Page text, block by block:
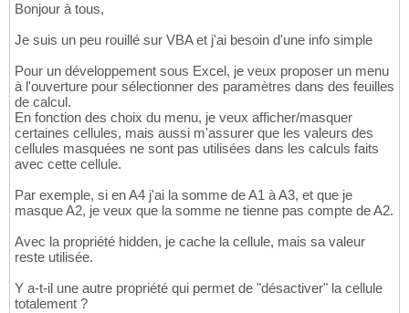
Bonjour à tous,
Je suis un peu rouillé sur VBA et j'ai besoin d'une info simple
Pour un développement sous Excel, je veux proposer un menu
à l'ouverture pour sélectionner des paramètres dans des feuilles
de calcul.
En fonction des choix du menu, je veux afficher/masquer
certaines cellules, mais aussi m'assurer que les valeurs des
cellules masquées ne sont pas utilisées dans les calculs faits
avec cette cellule.
Par exemple, si en A4 j'ai la somme de A1 à A3, et que je
masque A2, je veux que la somme ne tienne pas compte de A2.
Avec la propriété hidden, je cache la cellule, mais sa valeur
reste utilisée.
Y a-t-il une autre propriété qui permet de "désactiver" la cellule
totalement ?